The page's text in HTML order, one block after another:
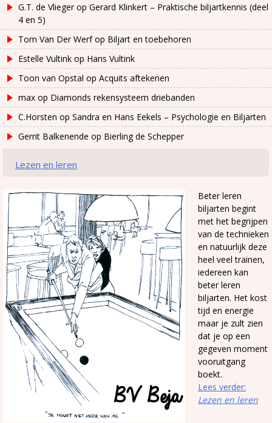
G.T. de Vliegerop Gerard Klinkert – Praktische biljartkennis (deel
4 en 5)
Tom Van Der Werfop Biljart en toebehoren
Estelle Vultink op Hans Vultink
Toon van Opstal op Acquits aftekenen
max op Diamonds rekensysteem driebanden
C.Horsten op Sandra en Hans Eekels – Psychologie en Biljarten
Gerrit Balkenende op Bierling de Schepper
Lezen en leren
Beter leren
biljarten begint
met het begrijpen
van de technieken
en natuurlijk deze
heel veel trainen,
iedereen kan
beter leren
biljarten. Het kost
tijd en energie
maar je zult zien
dat je op een
gegeven moment
vooruitgang
boekt.
Lees verder:
Lezen en leren